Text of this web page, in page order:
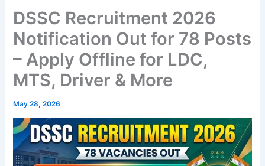
DSSC Recruitment 2026
Notification Out for 78 Posts
– Apply Offline for LDC,
MTS, Driver & More
May 28, 2026